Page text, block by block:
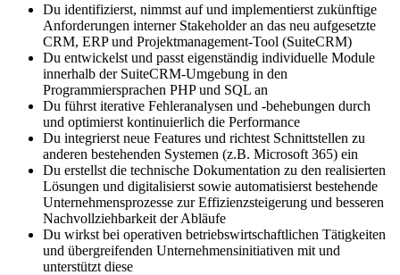
Du identifizierst, nimmst auf und implementierst zukünftige
Anforderungen interner Stakeholder an das neu aufgesetzte
CRM, ERP und Projektmanagement-Tool (SuiteCRM)
Du entwickelst und passt eigenständig individuelle Module
innerhalb der SuiteCRM-Umgebung in den
Programmiersprachen PHP und SQL an
Du führst iterative Fehleranalysen und -behebungen durch
und optimierst kontinuierlich die Performance
Du integrierst neue Features und richtest Schnittstellen zu
anderen bestehenden Systemen (z.B. Microsoft 365) ein
Du erstellst die technische Dokumentation zu den realisierten
Lösungen und digitalisierst sowie automatisierst bestehende
Unternehmensprozesse zur Effizienzsteigerung und besseren
Nachvollziehbarkeit der Abläufe
Du wirkst bei operativen betriebswirtschaftlichen Tätigkeiten
und übergreifenden Unternehmensinitiativen mit und
unterstützt diese